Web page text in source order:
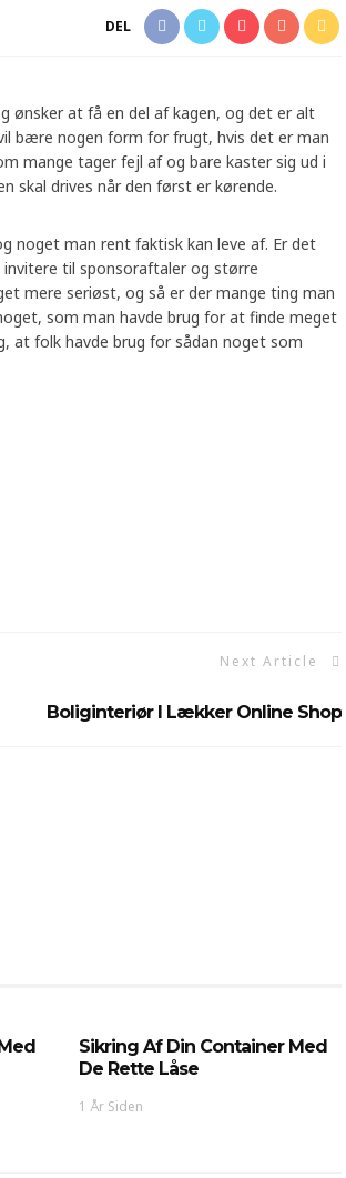
DEL
ønsker at få en del af kagen, og det er alt
bære nogen form for frugt, hvis det er man
mange tager fejl af og bare kaster sig ud i
skal drives når den først er kørende.
noget man rent faktisk kan leve af. Er det
til sponsoraftaler og større
mere seriøst, og så er der mange ting man
som man havde brug for at finde meget
at folk havde brug for sådan noget som
Next Article
Boliginteriør I Lækker Online Shop
Sikring Af Din Container Med
De Rette Låse
1 År Siden